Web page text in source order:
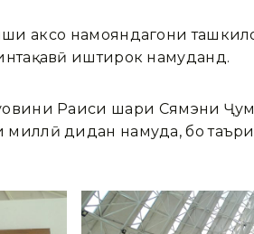
аксҳо намояндагони
иштирок намуданд.
Раиси шаҳри Сямэни
дидан намуда, бо